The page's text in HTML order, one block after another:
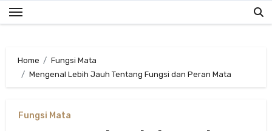
Skip
to
Home
Fungsi Mata
Mengenal Lebih Jauh Tentang Fungsi dan Peran Mata
Fungsi Mata